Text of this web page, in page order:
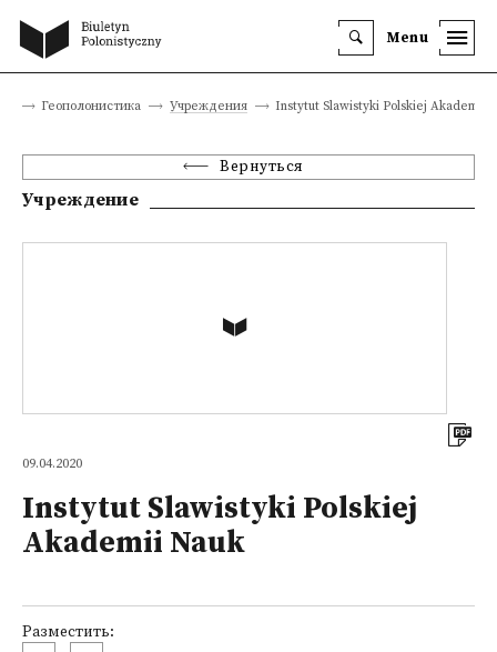
Menu
Геополонистика Учреждения Instytut Slawistyki Polskiej Akademii
Вернуться
Учреждение
09.04.2020
Instytut Slawistyki Polskiej
Akademii Nauk
Разместить: